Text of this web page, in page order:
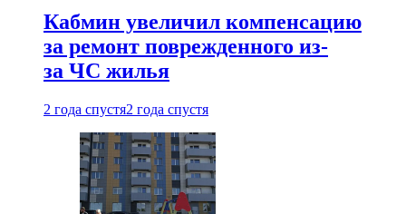
Кабмин увеличил компенсацию
за ремонт поврежденного из-
за ЧС жилья
2 года спустя2 года спустя